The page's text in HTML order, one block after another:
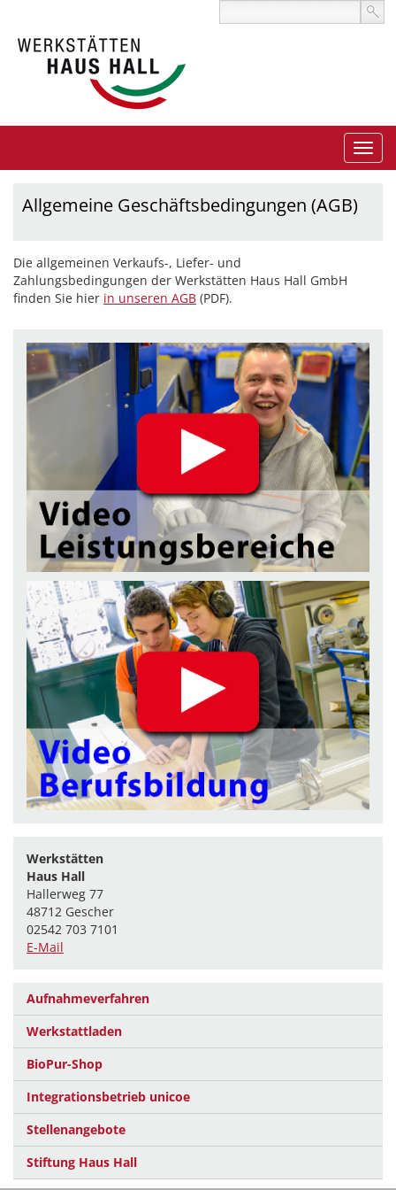
Allgemeine Geschäftsbedingungen (AGB)
Die allgemeinen Verkaufs-, Liefer- und
Zahlungsbedingungen der Werkstätten Haus Hall GmbH
finden Sie hier in unseren AGB (PDF).
Werkstätten
Haus Hall
Hallerweg 77
48712 Gescher
02542 703 7101
E-Mail
Aufnahmeverfahren
Werkstattladen
BioPur-Shop
Integrationsbetrieb unicoe
Stellenangebote
Stiftung Haus Hall